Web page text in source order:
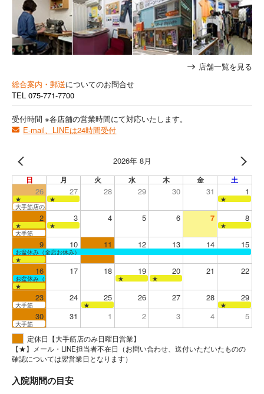
店舗一覧を見る
総合案内・郵送についてのお問合せ
TEL 075-771-7700
受付時間 ※各店舗の営業時間にて対応いたします。
E-mail、LINEは24時間受付
2026年 8月
日 月 火 水 木 金 土
26 27 28 29 30 31 1
★ ★
★
大手筋店のみ営業
2 3 4 5 6 7 8
★ ★
★
大手筋
9 10 11 12 13 14 15
お盆休み（全店お休み）
★
16 17 18 19 20 21 22
お盆休み（全店お休み） ★
★
★
23 24 25 26 27 28 29
大手筋 ★ ★
30 31 1 2 3 4 5
大手筋
定休日【大手筋店のみ日曜日営業】
【★】メール・LINE担当者不在日（お問い合わせ、送付いただいたものの
確認については翌営業日となります）
入院期間の目安